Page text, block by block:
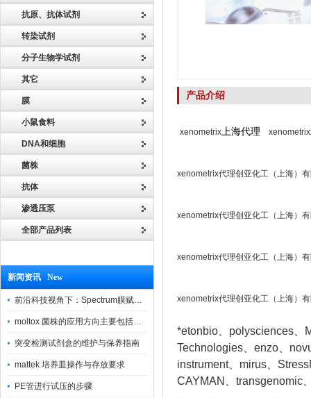
抗原、抗体试剂
转染试剂
分子生物学试剂
其它
膜
小鼠食料
DNA和细胞
菌株
抗体
渗透压泵
全部产品列表
新闻资讯 New
前沿科技视角下：Spectrum膜赋能精密制造
moltox 菌株的应用方向主要包括以下几个方面
突变检测试剂盒的维护与保养指南
mattek 培养皿操作与存放要求
PE管进行试压的步骤
产品介绍
xenometrix上海代理 xenometrix
xenometrix代理创亚化工（上海）
xenometrix代理创亚化工（上海）
xenometrix代理创亚化工（上海）
xenometrix代理创亚化工（上海）
*etonbio、polysciences、
Technologies、enzo、
instrument、mirus、
CAYMAN、transgenomic